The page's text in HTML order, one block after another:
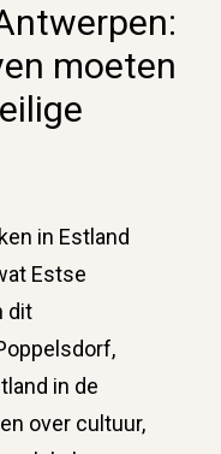
moeten
in Estland
Estse
dit
in de
over cultuur,